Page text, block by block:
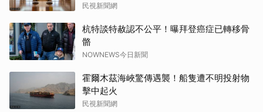
民視新聞網
杭特談特赦認不公平！曝拜登癌症已轉移骨
骼
NOWNEWS今日新聞
霍爾木茲海峽驚傳遇襲！船隻遭不明投射物
擊中起火
民視新聞網